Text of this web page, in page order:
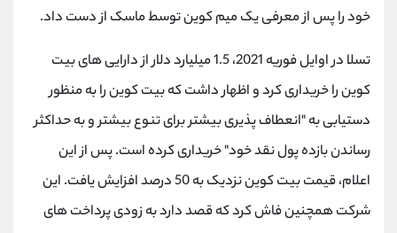
خود را پس از معرفی یک میم کوین توسط ماسک از دست داد.
تسلا در اوایل فوریه 2021، 1.5 میلیارد دلار از دارایی های بیت
کوین را خریداری کرد و اظهار داشت که بیت کوین را به منظور
دستیابی به "انعطاف پذیری بیشتر برای تنوع بیشتر و به حداکثر
رساندن بازده پول نقد خود" خریداری کرده است. پس از این
اعلام، قیمت بیت کوین نزدیک به 50 درصد افزایش یافت. این
شرکت همچنین فاش کرد که قصد دارد به زودی پرداخت‌ های